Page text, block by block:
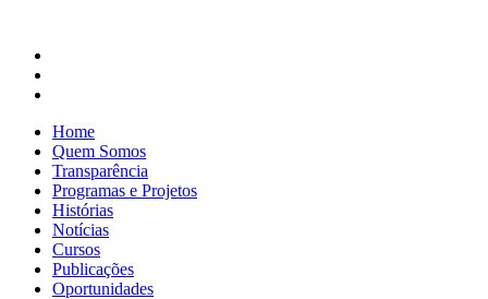
Home
Quem Somos
Transparência
Programas e Projetos
Histórias
Notícias
Cursos
Publicações
Oportunidades